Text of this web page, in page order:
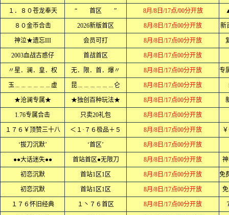
１．８０苍龙奉天 “ 首区 ” 8月/8日/17点/00分开放
８０金币合击 2026新版首区 8月/8日/17点00分开放 新
神泣★遗忘III 会员可打 8月/8日/17点00分开放
2003血战古惑仔 首战首区 8月/8日/17点00分开放
〃星．澜．皇．权 无．限．首．爆〃 8月/8日/17点00分开放
玉﹍﹍﹍﹍﹍﹍虚 昆﹍﹍﹍﹍﹍﹍仑 8月/8日/17点00分开放
★沧澜专属★ ★独创百种玩法★ 8月/8日/17点00分开放
1.76专属合击 只卖20礼包 8月/8日/17点00分开放
１７６￥顶赞三十八 ＜１·７６极品＋５ 8月/8日/17点00分开放
‘拔刀沉默’ ‘首区’ 8月/8日/17点00分开放
●●大话迷失●● 首站首区●无限刀 8月/8日/17点00分开放
初恋沉默 首站1区1区 8月/8日/17点00分开放
初恋沉默 首站1区1区 8月/8日/17点00分开放
１７６怀旧经典 １丶７６首区 8月/8日/17点00分开放